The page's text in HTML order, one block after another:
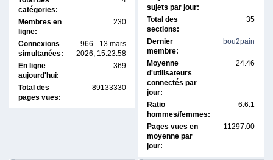
catégories:
Membres en
ligne:
230
Connexions
simultanées:
966 - 13 mars
2026, 15:23:58
En ligne
aujourd'hui:
369
Total des
pages vues:
89133330
sujets par jour:
Total des
sections:
35
Dernier
membre:
bou2pain
Moyenne
d'utilisateurs
connectés par
jour:
24.46
Ratio
hommes/femmes:
6.6:1
Pages vues en
moyenne par
jour:
11297.00